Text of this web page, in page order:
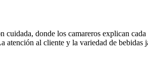
donde los camareros explican
al cliente y la variedad de bebidas